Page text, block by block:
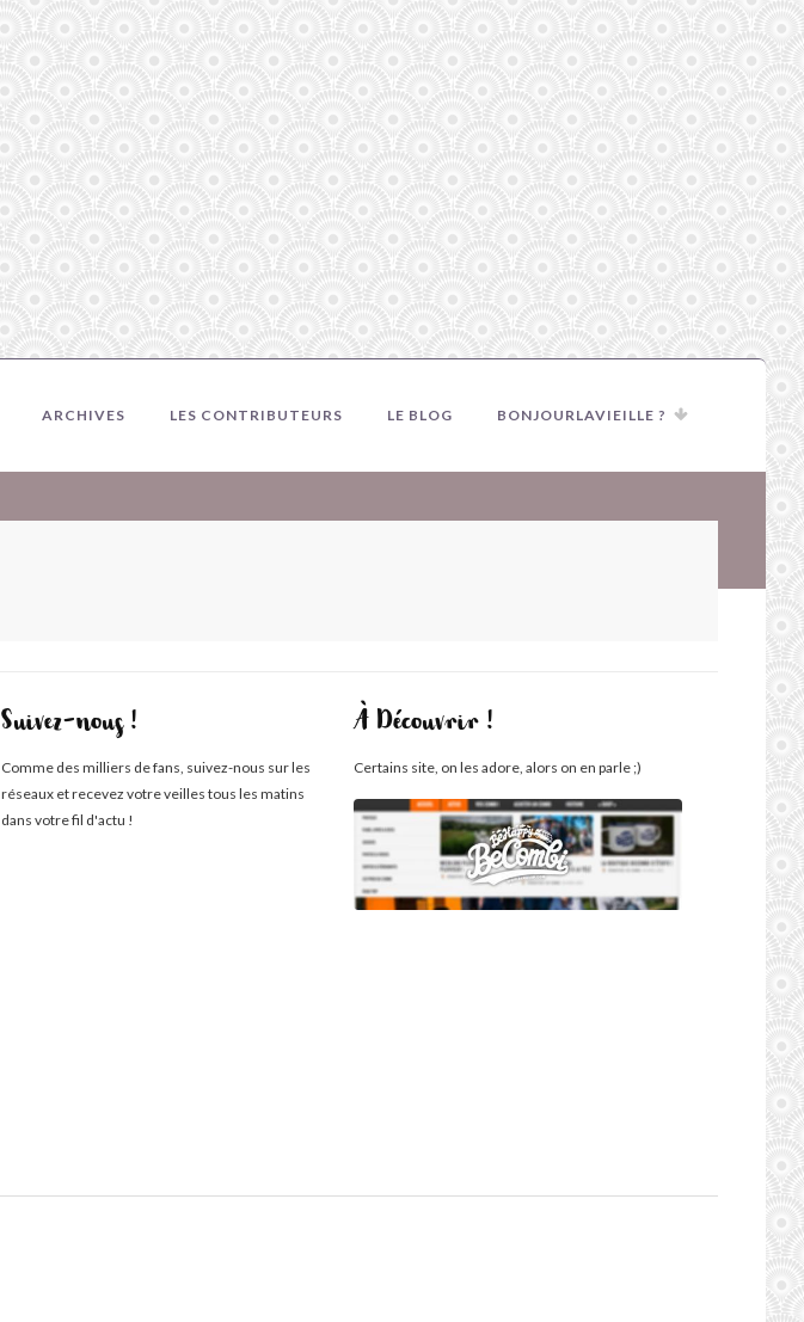
ARCHIVES LES CONTRIBUTEURS LE BLOG BONJOURLAVIEILLE ?
Suivez-nous !
Comme des milliers de fans, suivez-nous sur les
réseaux et recevez votre veilles tous les matins
dans votre fil d'actu !
À Découvrir !
Certains site, on les adore, alors on en parle ;)